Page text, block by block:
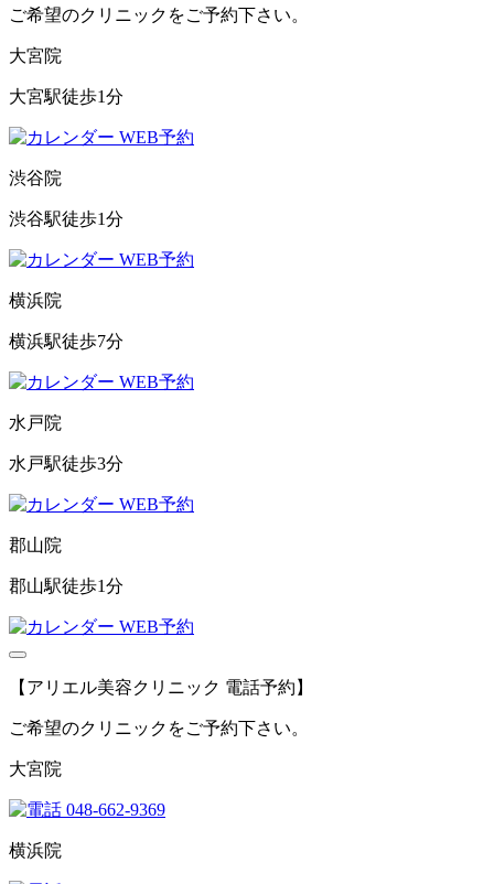
ご希望のクリニックをご予約下さい。
大宮院
大宮駅徒歩1分
WEB予約
渋谷院
渋谷駅徒歩1分
WEB予約
横浜院
横浜駅徒歩7分
WEB予約
水戸院
水戸駅徒歩3分
WEB予約
郡山院
郡山駅徒歩1分
WEB予約
【アリエル美容クリニック 電話予約】
ご希望のクリニックをご予約下さい。
大宮院
048-662-9369
横浜院